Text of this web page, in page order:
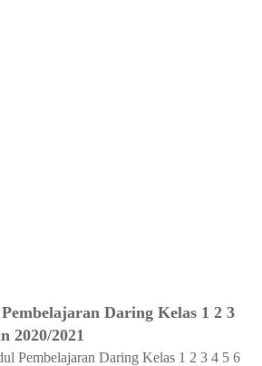
Daring Kelas 1 2 3
2020/2021
Pembelajaran Daring Kelas 1 2 3 4 5 6